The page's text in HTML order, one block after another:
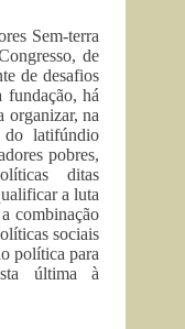
Sem-terra
de
de desafios
fundação, há
organizar, na
latifúndio
pobres,
ditas
a luta
combinação
sociais
política para
última à